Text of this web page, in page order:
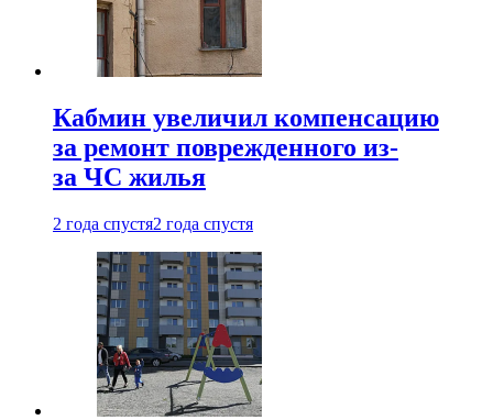
Кабмин увеличил компенсацию
за ремонт поврежденного из-
за ЧС жилья
2 года спустя2 года спустя